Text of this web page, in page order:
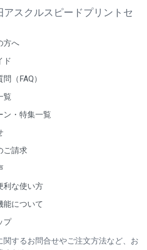
アスクルスピードプリントセ
方へ
ド
（FAQ）
覧
ン・特集一覧
ご請求
利な使い方
能について
プ
関するお問合せやご注文方法など、お